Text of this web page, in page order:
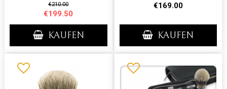
€210.00
€199.50
KAUFEN
€169.00
KAUFEN